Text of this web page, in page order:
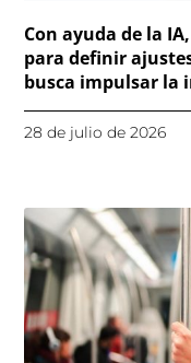
Con ayuda de la
para definir
busca impulsar
28 de julio de 2026